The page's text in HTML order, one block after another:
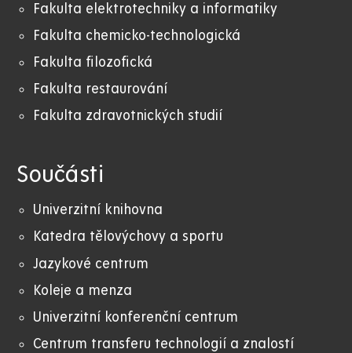
Fakulta elektrotechniky a informatiky
Fakulta chemicko-technologická
Fakulta filozofická
Fakulta restaurování
Fakulta zdravotnických studií
Součásti
Univerzitní knihovna
Katedra tělovýchovy a sportu
Jazykové centrum
Koleje a menza
Univerzitní konferenční centrum
Centrum transferu technologií a znalostí